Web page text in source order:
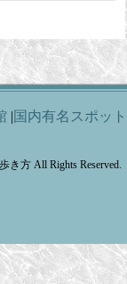
| 国内有名スポット
き方 All Rights Reserved.